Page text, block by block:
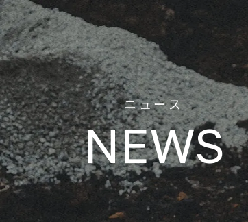
ニュース
NEWS